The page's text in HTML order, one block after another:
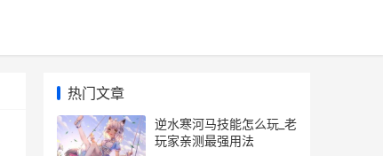
热门文章
逆水寒河马技能怎么玩_老
玩家亲测最强用法